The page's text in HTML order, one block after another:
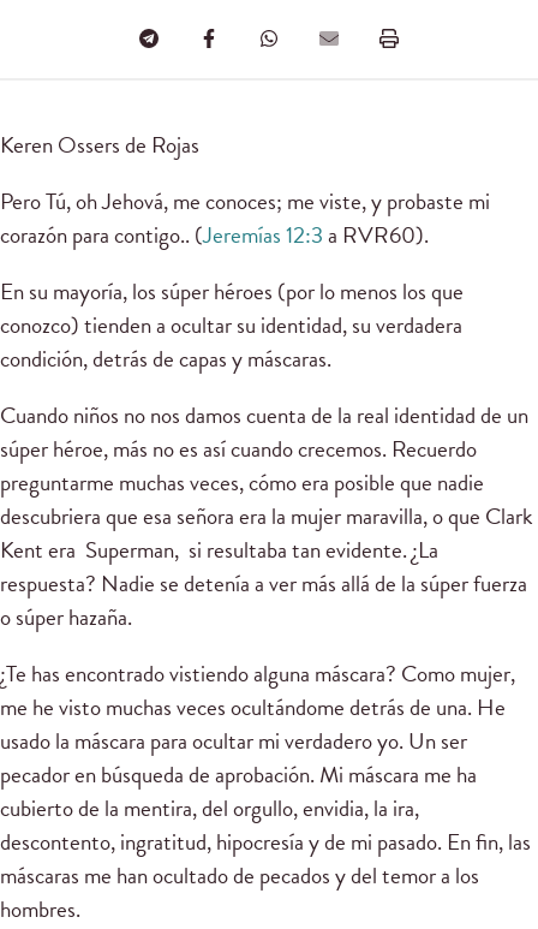
Keren Ossers de Rojas
Pero Tú, oh Jehová, me conoces; me viste, y probaste mi
corazón para contigo.. (Jeremías 12:3a RVR60).
En su mayoría, los súper héroes (por lo menos los que
conozco) tienden a ocultar su identidad, su verdadera
condición, detrás de capas y máscaras.
Cuando niños no nos damos cuenta de la real identidad de un
súper héroe, más no es así cuando crecemos. Recuerdo
preguntarme muchas veces, cómo era posible que nadie
descubriera que esa señora era la mujer maravilla, o que Clark
Kent era Superman, si resultaba tan evidente. ¿La
respuesta? Nadie se detenía a ver más allá de la súper fuerza
o súper hazaña.
¿Te has encontrado vistiendo alguna máscara? Como mujer,
me he visto muchas veces ocultándome detrás de una. He
usado la máscara para ocultar mi verdadero yo. Un ser
pecador en búsqueda de aprobación. Mi máscara me ha
cubierto de la mentira, del orgullo, envidia, la ira,
descontento, ingratitud, hipocresía y de mi pasado. En fin, las
máscaras me han ocultado de pecados y del temor a los
hombres.